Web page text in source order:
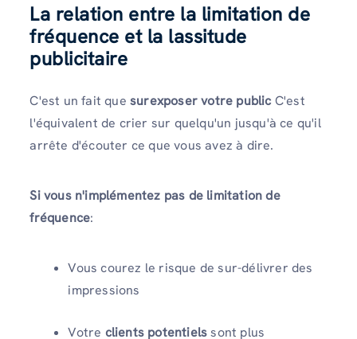
La relation entre la limitation de
fréquence et la lassitude
publicitaire
C'est un fait que surexposer votre publicC'est
l'équivalent de crier sur quelqu'un jusqu'à ce qu'il
arrête d'écouter ce que vous avez à dire.
Si vous n'implémentez pas de limitation de
fréquence:
Vous courez le risque de sur-délivrer des
impressions
Votre clients potentielssont plus